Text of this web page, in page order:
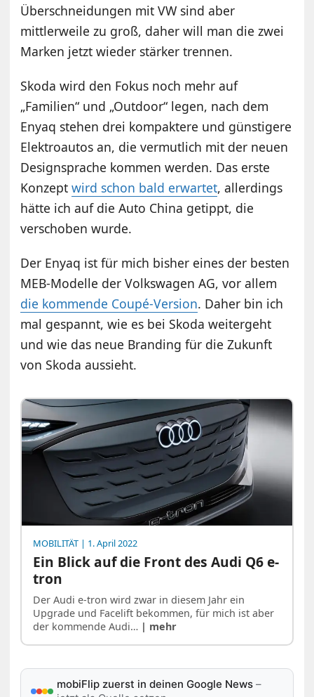
Überschneidungen mit VW sind aber
mittlerweile zu groß, daher will man die zwei
Marken jetzt wieder stärker trennen.
Skoda wird den Fokus noch mehr auf
„Familien“ und „Outdoor“ legen, nach dem
Enyaq stehen drei kompaktere und günstigere
Elektroautos an, die vermutlich mit der neuen
Designsprache kommen werden. Das erste
Konzeptwird schon bald erwartet, allerdings
hätte ich auf die Auto China getippt, die
verschoben wurde.
Der Enyaq ist für mich bisher eines der besten
MEB-Modelle der Volkswagen AG, vor allem
die kommende Coupé-Version. Daher bin ich
mal gespannt, wie es bei Skoda weitergeht
und wie das neue Branding für die Zukunft
von Skoda aussieht.
MOBILITÄT | 1. April 2022
Ein Blick auf die Front des Audi Q6 e-
tron
Der Audi e-tron wird zwar in diesem Jahr ein
Upgrade und Facelift bekommen, für mich ist aber
der kommende Audi… | mehr
mobiFlip zuerst in deinen Google News –